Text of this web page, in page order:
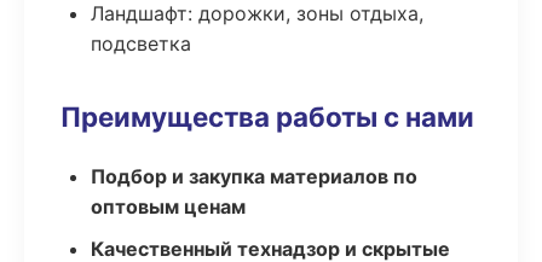
Ландшафт: дорожки, зоны отдыха,
подсветка
Преимущества работы с нами
Подбор и закупка материалов по
оптовым ценам
Качественный технадзор и скрытые